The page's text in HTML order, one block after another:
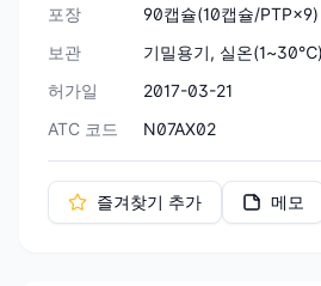
포장
90캡슐(10캡슐/PTP×9)
보관
기밀용기, 실온
허가일
2017-03-21
ATC 코드
N07AX02
즐겨찾기 추가 메모